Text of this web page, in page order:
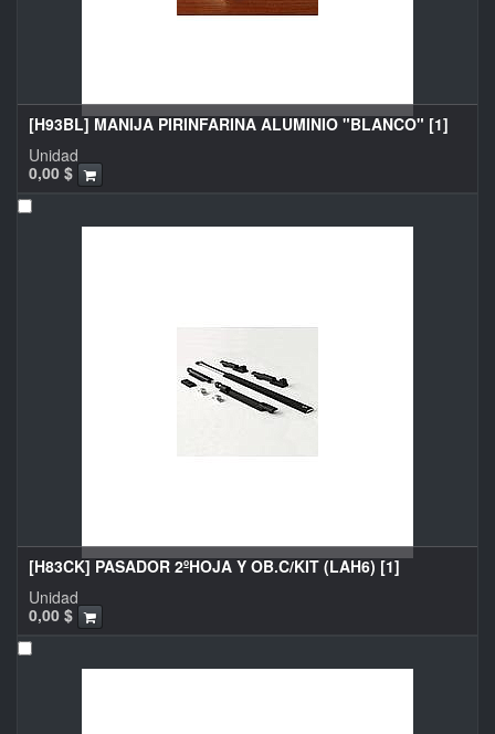
[H93BL] MANIJA PIRINFARINA ALUMINIO "BLANCO" [1]
0,00 $
Unidad
[H83CK] PASADOR 2ºHOJA Y OB.C/KIT (LAH6) [1]
0,00 $
Unidad